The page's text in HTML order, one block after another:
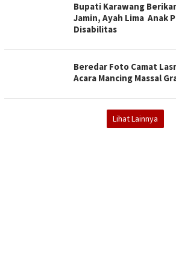
Bupati Karawang
Jamin, Ayah Lima Anak
Disabilitas
Beredar Foto Camat
Acara Mancing Massal
Lihat Lainnya